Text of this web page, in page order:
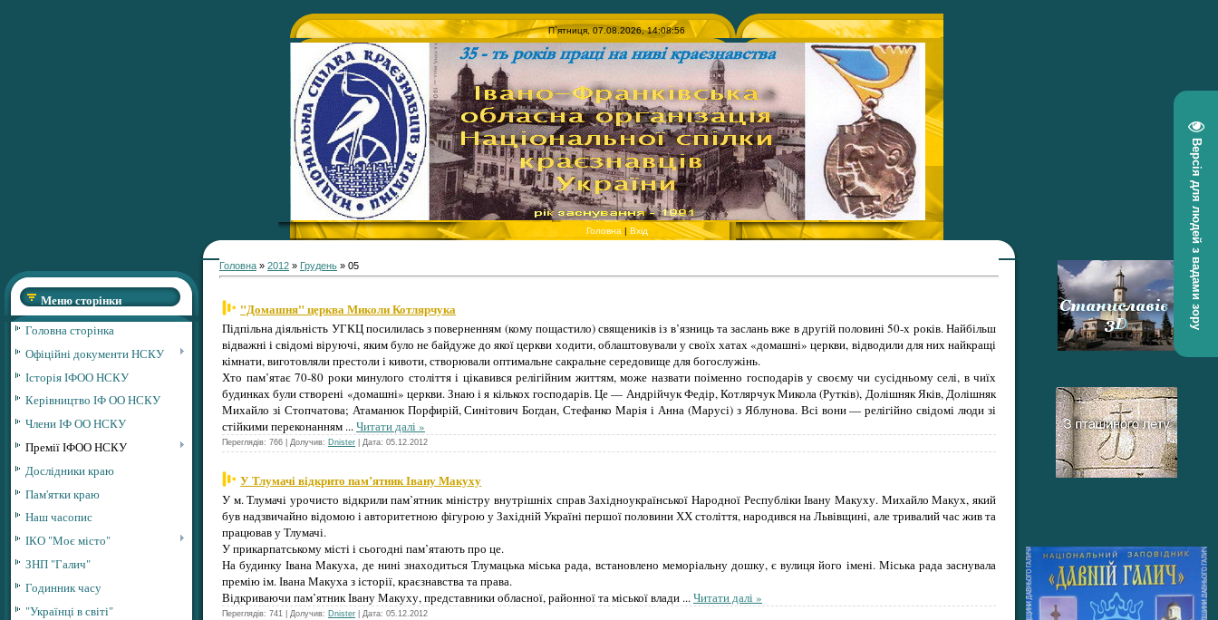
Версія для людей з вадами зору
П`ятниця, 07.08.2026, 14:08:56
Головна | Вхід
Меню сторінки
Головна сторінка
Офіційні документи НСКУ
Історія ІФОО НСКУ
Керівництво ІФ ОО НСКУ
Члени ІФ ОО НСКУ
Премії ІФОО НСКУ
Дослідники краю
Пам'ятки краю
Наш часопис
ІКО "Моє місто"
ЗНП "Галич"
Годинник часу
"Українці в світі"
Головна » 2012 » Грудень » 05
"Домашня" церква Миколи Котлярчука
Підпільна діяльність УГКЦ посилилась з поверненням (кому пощастило) священиків із в’язниць та заслань вже в другій половині 50-х років. Найбільш
відважні і свідомі віруючі, яким було не байдуже до якої церкви ходити, облаштовували у своїх хатах «домашні» церкви, відводили для них найкращі
кімнати, виготовляли престоли і кивоти, створювали оптимальне сакральне середовище для богослужінь.
Хто пам’ятає 70-80 роки минулого століття і цікавився релігійним життям, може назвати поіменно господарів у своєму чи сусідньому селі, в чиїх
будинках були створені «домашні» церкви. Знаю і я кількох господарів. Це — Андрійчук Федір, Котлярчук Микола (Рутків), Долішняк Яків, Долішняк
Михайло зі Стопчатова; Атаманюк Порфирій, Синітович Богдан, Стефанко Марія і Анна (Марусі) з Яблунова. Всі вони — релігійно свідомі люди зі
стійкими переконанням ...Читати далі »
Переглядів: 766 | Долучив: Dnister | Дата: 05.12.2012
У Тлумачі відкрито пам’ятник Івану Макуху
У м. Тлумачі урочисто відкрили пам’ятник міністру внутрішніх справ Західноукраїнської Народної Республіки Івану Макуху. Михайло Макух, який
був надзвичайно відомою і авторитетною фігурою у Західній Україні першої половини ХХ століття, народився на Львівщині, але тривалий час жив та
працював у Тлумачі.
У прикарпатському місті і сьогодні пам’ятають про це.
На будинку Івана Макуха, де нині знаходиться Тлумацька міська рада, встановлено меморіальну дошку, є вулиця його імені. Міська рада заснувала
премію ім. Івана Макуха з історії, краєзнавства та права.
Відкриваючи пам’ятник Івану Макуху, представники обласної, районної та міської влади ...Читати далі »
Переглядів: 741 | Долучив: Dnister | Дата: 05.12.2012